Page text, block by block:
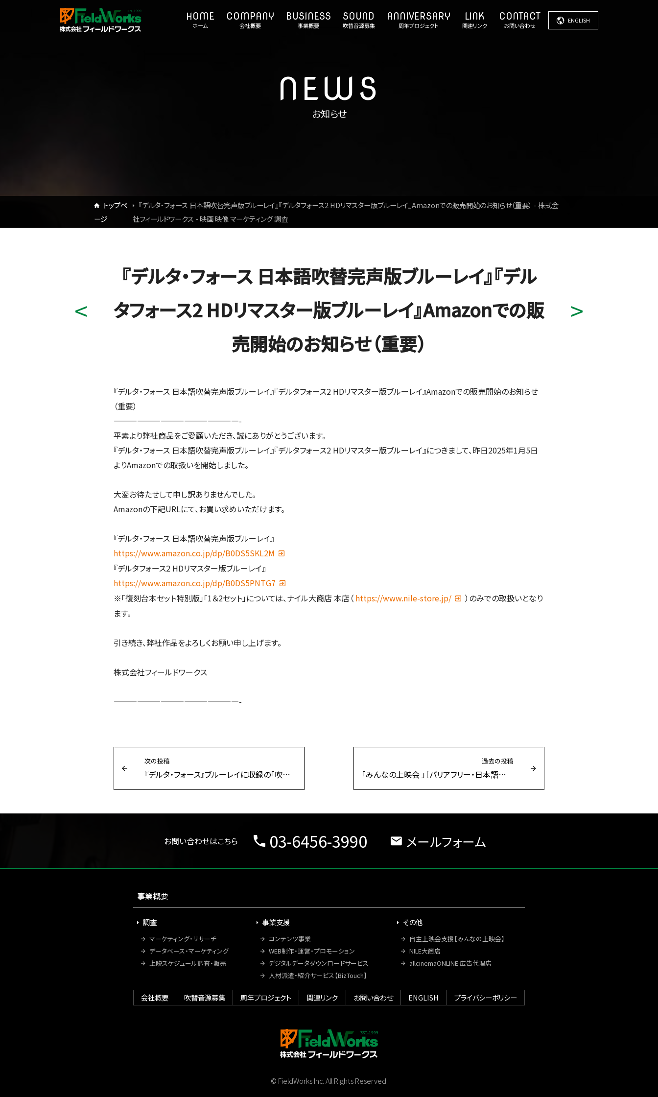
ホーム 会社概要 事業概要 吹替音源募集 周年プロジェクト 関連リンク お問い合わせ
ENGLISH
お知らせ
NEWS
トップペ
ージ
『デルタ・フォース 日本語吹替完声版ブルーレイ』『デルタフォース2 HDリマスター版ブルーレイ』Amazonでの販売開始のお知らせ（重要） - 株式会
社フィールドワークス - 映画 映像 マーケティング 調査
『デルタ・フォース 日本語吹替完声版ブルーレイ』『デル
タフォース2 HDリマスター版ブルーレイ』Amazonでの販
売開始のお知らせ（重要）
『デルタ・フォース 日本語吹替完声版ブルーレイ』『デルタフォース2 HDリマスター版ブルーレイ』Amazonでの販売開始のお知らせ
（重要）
————————————————-
平素より弊社商品をご愛顧いただき、誠にありがとうございます。
『デルタ・フォース 日本語吹替完声版ブルーレイ』『デルタフォース2 HDリマスター版ブルーレイ』につきまして、昨日2025年1月5日
よりAmazonでの取扱いを開始しました。
大変お待たせして申し訳ありませんでした。
Amazonの下記URLにて、お買い求めいただけます。
『デルタ・フォース 日本語吹替完声版ブルーレイ』
https://www.amazon.co.jp/dp/B0DS5SKL2M
『デルタフォース2 HDリマスター版ブルーレイ』
https://www.amazon.co.jp/dp/B0DS5PNTG7
※「復刻台本セット特別版」「1＆2セット」については、ナイル大商店 本店（ https://www.nile-store.jp/
）のみでの取扱いとなり
ます。
引き続き、弊社作品をよろしくお願い申し上げます。
株式会社フィールドワークス
————————————————-
過去の投稿
「みんなの上映会 」［バリアフリー・日本語吹替上映スケジュール提供開始］ニュースが取り上げられました
次の投稿
『デルタ・フォース』ブルーレイに収録の「吹替完声版」「TV放送再現版本編」について
お問い合わせはこちら 03-6456-3990 メールフォーム
事業概要
調査
マーケティング・リサーチ
データベース・マーケティング
上映スケジュール調査・販売
事業支援
コンテンツ事業
WEB制作・運営・プロモーション
デジタルデータダウンロードサービス
人材派遣・紹介サービス【BizTouch】
その他
自主上映会支援【みんなの上映会】
NILE大商店
allcinemaONLINE 広告代理店
会社概要 吹替音源募集 周年プロジェクト 関連リンク お問い合わせ ENGLISH プライバシーポリシー
© FieldWorks Inc. All Rights Reserved.